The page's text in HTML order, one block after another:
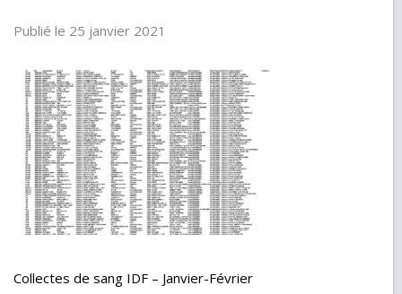
Publié le 25 janvier 2021
Collectes de sang IDF – Janvier-Février